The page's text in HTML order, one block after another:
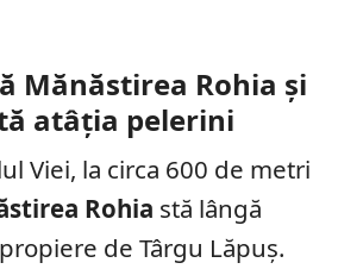
Mănăstirea Rohia și
atâția pelerini
Viei, la circa 600 de metri
Rohia stă lângă
de Târgu Lăpuș.